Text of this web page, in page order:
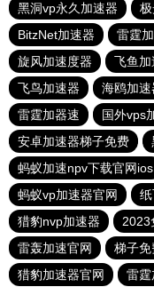
黑洞vp永久加速器
BitzNet加速器
雷霆
旋风加速度器
飞鱼加
飞鸟加速器
海鸥加
雷霆加器速
国外vps
安卓加速器梯子免费
蚂蚁加速npv下载官网ios
蚂蚁vp加速器官网
猎豹nvp加速器
2023
雷轰加速官网
梯子免
猎豹加速器官网
雷霆